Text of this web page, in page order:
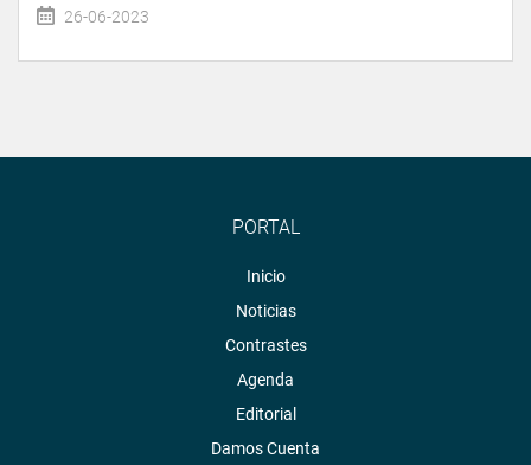
26-06-2023
PORTAL
Inicio
Noticias
Contrastes
Agenda
Editorial
Damos Cuenta